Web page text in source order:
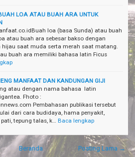
LOA ATAU BUAH ARA UNTUK
loa (basa Sunda) atau buah
atau buah ara sebesar bakso dengan
hijau saat muda serta merah saat matang.
buah ara memiliki bahasa latin Ficus
MANFAAT DAN KANDUNGAN GIJI
atau dengan nama bahasa latin
Fhoto :
Pembahasan publikasi tersebut
dari cara budidaya, hama penyakit,
tepung talas, k…
Baca lengkap
Posting Lama →
Beranda